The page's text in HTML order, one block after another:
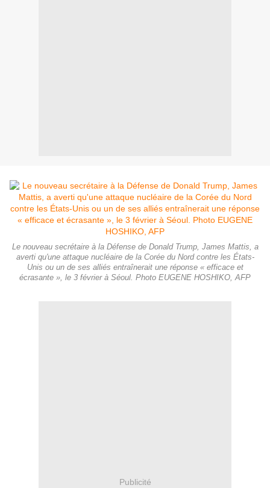
Le nouveau secrétaire à la Défense de Donald Trump, James Mattis, a
averti qu'une attaque nucléaire de la Corée du Nord contre les États-
Unis ou un de ses alliés entraînerait une réponse « efficace et
écrasante », le 3 février à Séoul. Photo EUGENE HOSHIKO, AFP
Publicité